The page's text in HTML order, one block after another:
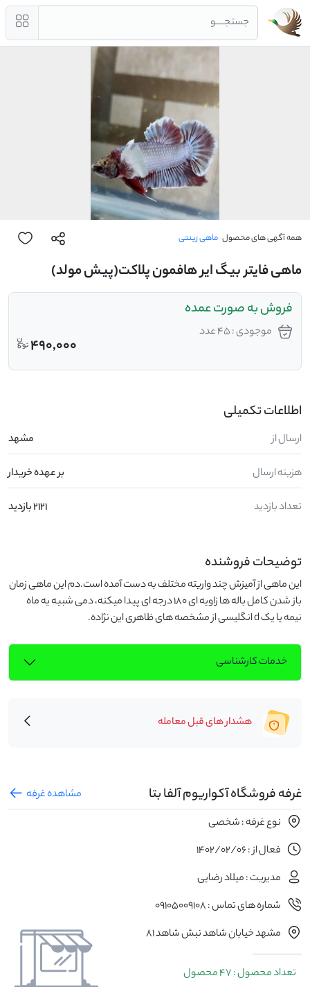
جستجــــو
همه آگهی های محصول ماهی زینتی
ماهی فایتر بیگ ایر هافمون پلاکت(پیش مولد)
فروش به صورت عمده
موجودی : 45 عدد
490,000
اطلاعات تکمیلی
ارسال از مشهد
هزینه ارسال بر عهده خریدار
تعداد بازدید 2121 بازدید
توضیحات فروشنده
نیمه یا یک d انگلیسی از مشخصه های ظاهری این نژاده.
خدمات کارشناسی
هشدار های قبل معامله
غرفه فروشگاه آکواریوم آلفا بتا
مشاهده غرفه
نوع غرفه : شخصی
فعال از : 1402/02/06
مدیریت : میلاد رضایی
شماره های تماس : 09105009108
مشهد خیابان شاهد نبش شاهد 81
تعداد محصول : 47 محصول